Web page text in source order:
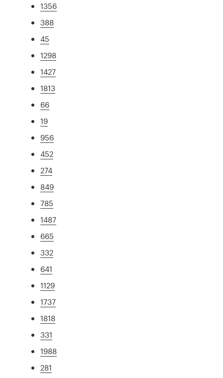
1356
388
45
1298
1427
1813
66
19
956
452
274
849
785
1487
665
332
641
1129
1737
1818
331
1988
281